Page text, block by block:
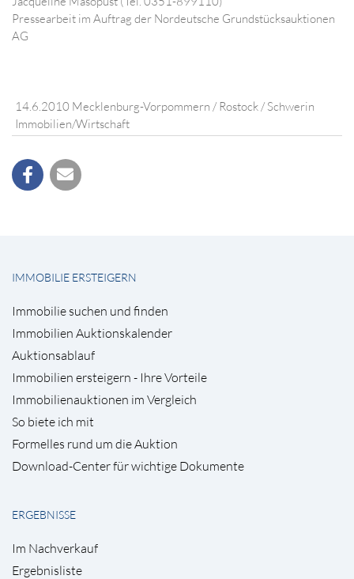
Pressearbeit im Auftrag der Nordeutsche Grundstücksauktionen
AG
14.6.2010 Mecklenburg-Vorpommern / Rostock / Schwerin
Immobilien/Wirtschaft
IMMOBILIE ERSTEIGERN
Immobilie suchen und finden
Immobilien Auktionskalender
Auktionsablauf
Immobilien ersteigern - Ihre Vorteile
Immobilienauktionen im Vergleich
So biete ich mit
Formelles rund um die Auktion
Download-Center für wichtige Dokumente
ERGEBNISSE
Im Nachverkauf
Ergebnisliste